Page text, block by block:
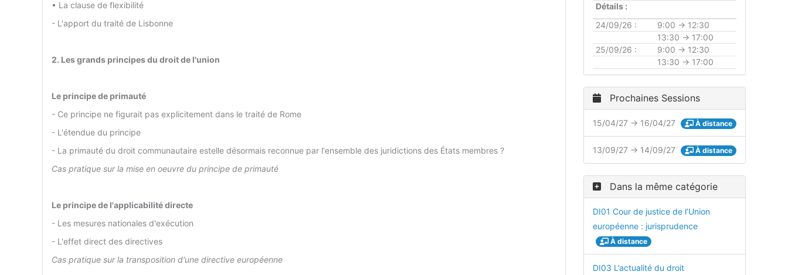
• La clause de flexibilité
- L'apport du traité de Lisbonne
2. Les grands principes du droit de l'union
Le principe de primauté
- Ce principe ne figurait pas explicitement dans le traité de Rome
- L'étendue du principe
- La primauté du droit communautaire estelle désormais reconnue par l'ensemble des juridictions des États membres ?
Cas pratique sur la mise en oeuvre du principe de primauté
Le principe de l'applicabilité directe
- Les mesures nationales d'exécution
- L'effet direct des directives
Cas pratique sur la transposition d'une directive européenne
Détails :
24/09/26 :
9:00 → 12:30
13:30 → 17:00
25/09/26 :
9:00 → 12:30
13:30 → 17:00
Prochaines Sessions
15/04/27 → 16/04/27 À distance
13/09/27 → 14/09/27 À distance
Dans la même catégorie
DI01 Cour de justice de l’Union
européenne : jurisprudence
À distance
DI03 L’actualité du droit